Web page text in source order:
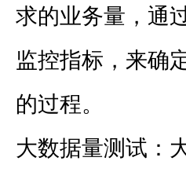
求的业务量，通
监控指标，来确
的过程。
大数据量测试：